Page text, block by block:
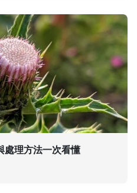
處理方法一次看懂